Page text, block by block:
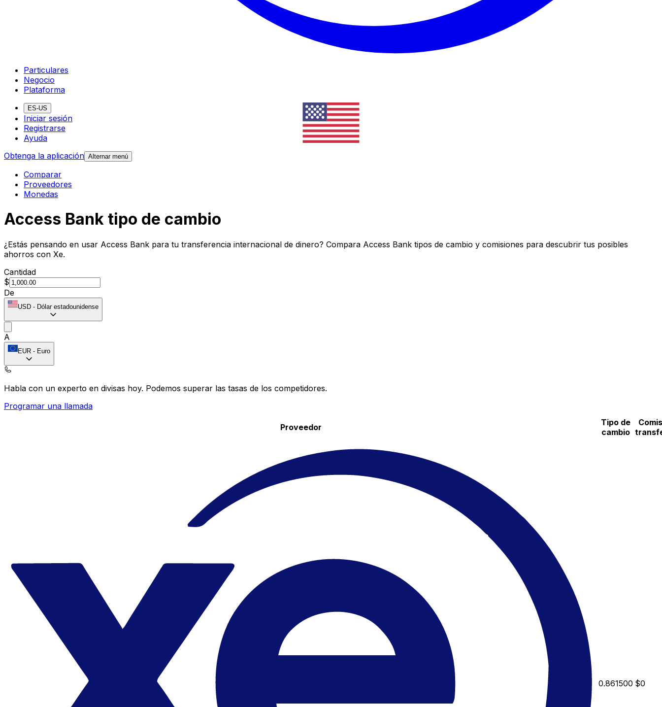
Particulares
Negocio
Plataforma
ES-US
Iniciar sesión
Registrarse
Ayuda
Obtenga la aplicación Alternar menú
Comparar
Proveedores
Monedas
Access Bank tipo de cambio
¿Estás pensando en usar Access Bank para tu transferencia internacional de dinero? Compara Access Bank tipos de cambio y comisiones para descubrir tus posibles
ahorros con Xe.
Cantidad
$
De
USD - Dólar estadounidense
A
EUR - Euro
Habla con un experto en divisas hoy. Podemos superar las tasas de los competidores.
Programar una llamada
Proveedor
Tipo de
cambio
0.861500 $0